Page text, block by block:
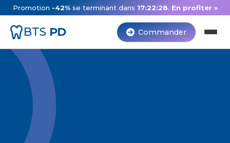
Promotion -42% se terminant dans 17:22:27. En profiter »
BTS PD Commander